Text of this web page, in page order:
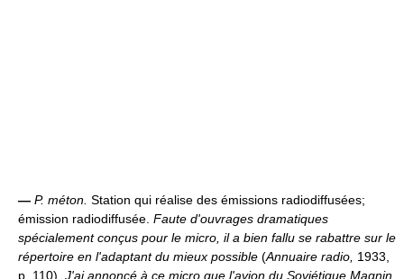
— P. méton. Station qui réalise des émissions radiodiffusées;
émission radiodiffusée. Faute d'ouvrages dramatiques
spécialement conçus pour le micro, il a bien fallu se rabattre sur le
répertoire en l'adaptant du mieux possible (Annuaire radio, 1933,
p. 110). J'ai annoncé à ce micro que l'avion du Soviétique Magnin,